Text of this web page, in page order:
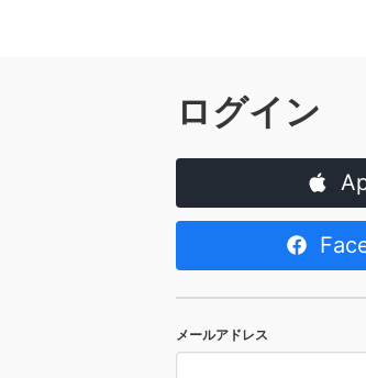
ログイン
メールアドレス